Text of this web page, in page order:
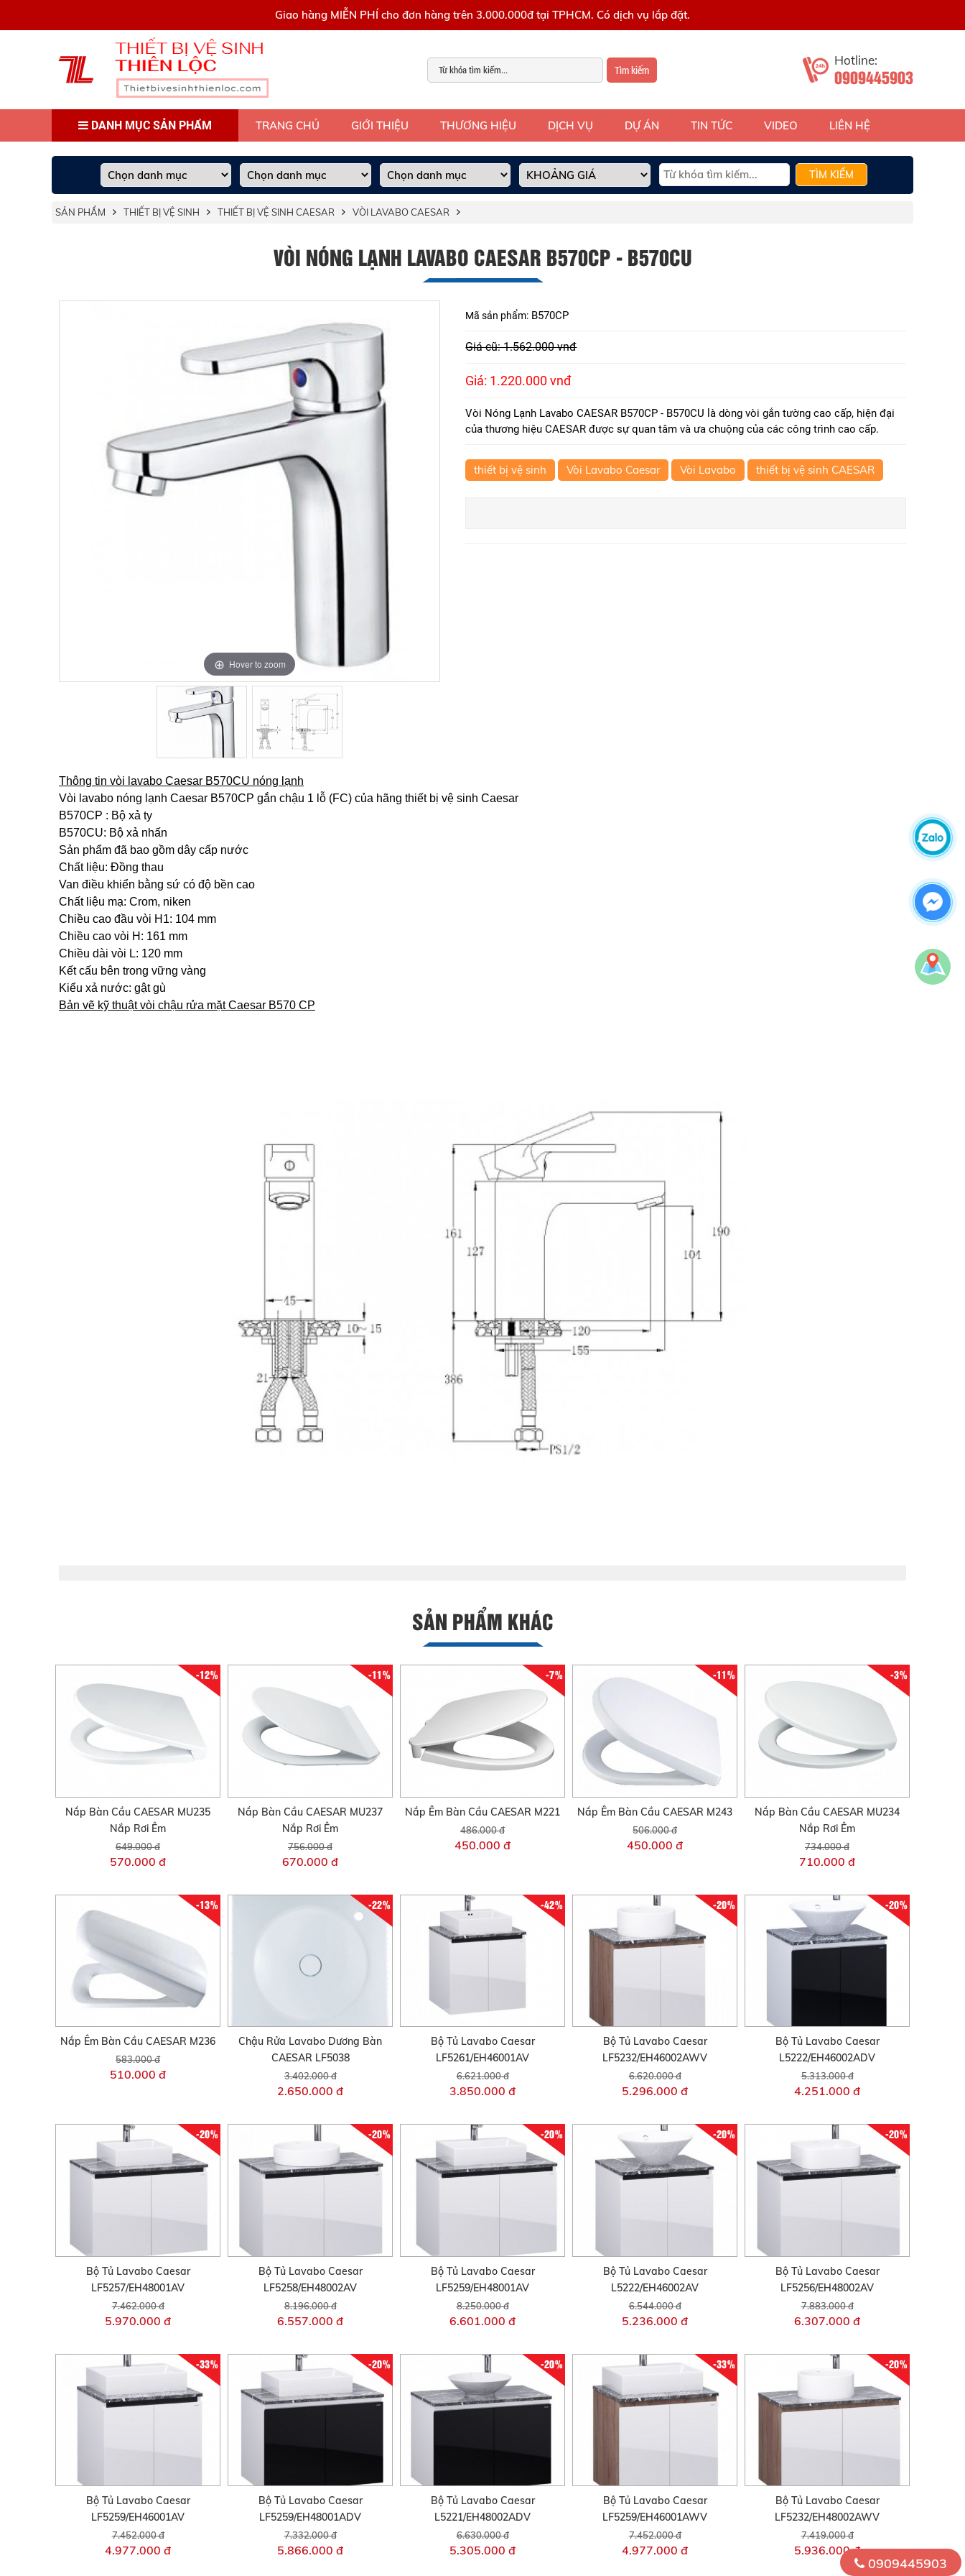
Giao hàng MIỄN PHÍ cho đơn hàng trên 3.000.000đ tại TPHCM. Có dịch vụ lắp đặt.
Tìm kiếm
Hotline:
0909445903
DANH MỤC SẢN PHẨM TRANG CHỦ GIỚI THIỆU THƯƠNG HIỆU DỊCH VỤ DỰ ÁN TIN TỨC VIDEO LIÊN HỆ
TÌM KIẾM
SẢN PHẨM THIẾT BỊ VỆ SINH THIẾT BỊ VỆ SINH CAESAR VÒI LAVABO CAESAR
VÒI NÓNG LẠNH LAVABO CAESAR B570CP - B570CU
Hover to zoom
Hover to zoom
Mã sản phẩm: B570CP
Giá cũ: 1.562.000 vnđ
Giá: 1.220.000 vnđ
Vòi Nóng Lạnh Lavabo CAESAR B570CP - B570CU là dòng vòi gắn tường cao cấp, hiện đại
của thương hiệu CAESAR được sự quan tâm và ưa chuộng của các công trình cao cấp.
thiết bị vệ sinh Vòi Lavabo Caesar Vòi Lavabo thiết bị vệ sinh CAESAR
Thông tin vòi lavabo Caesar B570CU nóng lạnh
Vòi lavabo nóng lạnh Caesar B570CP gắn chậu 1 lỗ (FC) của hãng thiết bị vệ sinh Caesar
B570CP : Bộ xả ty
B570CU: Bộ xả nhấn
Sản phẩm đã bao gồm dây cấp nước
Chất liệu: Đồng thau
Van điều khiển bằng sứ có độ bền cao
Chất liệu mạ: Crom, niken
Chiều cao đầu vòi H1: 104 mm
Chiều cao vòi H: 161 mm
Chiều dài vòi L: 120 mm
Kết cấu bên trong vững vàng
Kiểu xả nước: gật gù
Bản vẽ kỹ thuật vòi chậu rửa mặt Caesar B570 CP
SẢN PHẨM KHÁC
-12%
Nắp Bàn Cầu CAESAR MU235
Nắp Rơi Êm
649.000 đ
570.000 đ
-11%
Nắp Bàn Cầu CAESAR MU237
Nắp Rơi Êm
756.000 đ
670.000 đ
-7%
Nắp Êm Bàn Cầu CAESAR M221
486.000 đ
450.000 đ
-11%
Nắp Êm Bàn Cầu CAESAR M243
506.000 đ
450.000 đ
-3%
Nắp Bàn Cầu CAESAR MU234
Nắp Rơi Êm
734.000 đ
710.000 đ
-13%
Nắp Êm Bàn Cầu CAESAR M236
583.000 đ
510.000 đ
-22%
Chậu Rửa Lavabo Dương Bàn
CAESAR LF5038
3.402.000 đ
2.650.000 đ
-42%
Bộ Tủ Lavabo Caesar
LF5261/EH46001AV
6.621.000 đ
3.850.000 đ
-20%
Bộ Tủ Lavabo Caesar
LF5232/EH46002AWV
6.620.000 đ
5.296.000 đ
-20%
Bộ Tủ Lavabo Caesar
L5222/EH46002ADV
5.313.000 đ
4.251.000 đ
-20%
Bộ Tủ Lavabo Caesar
LF5257/EH48001AV
7.462.000 đ
5.970.000 đ
-20%
Bộ Tủ Lavabo Caesar
LF5258/EH48002AV
8.196.000 đ
6.557.000 đ
-20%
Bộ Tủ Lavabo Caesar
LF5259/EH48001AV
8.250.000 đ
6.601.000 đ
-20%
Bộ Tủ Lavabo Caesar
L5222/EH46002AV
6.544.000 đ
5.236.000 đ
-20%
Bộ Tủ Lavabo Caesar
LF5256/EH48002AV
7.883.000 đ
6.307.000 đ
-33%
Bộ Tủ Lavabo Caesar
LF5259/EH46001AV
7.452.000 đ
4.977.000 đ
-20%
Bộ Tủ Lavabo Caesar
LF5259/EH48001ADV
7.332.000 đ
5.866.000 đ
-20%
Bộ Tủ Lavabo Caesar
L5221/EH48002ADV
6.630.000 đ
5.305.000 đ
-33%
Bộ Tủ Lavabo Caesar
LF5259/EH46001AWV
7.452.000 đ
4.977.000 đ
-20%
Bộ Tủ Lavabo Caesar
LF5232/EH48002AWV
7.419.000 đ
5.936.000 đ
0909445903